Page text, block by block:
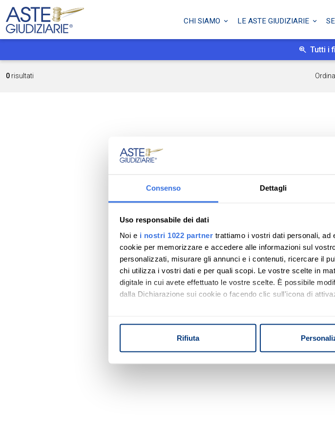
Consenso Dettagli
Uso responsabile dei dati
Noi e i nostri 1022 partner trattiamo i vostri dati personali, ad
cookie per memorizzare e accedere alle informazioni sul
personalizzati, misurare gli annunci e i contenuti, ricercare il
chi utilizza i vostri dati e per quali scopi. Le vostre scelte in
digitale in cui avete effettuato le vostre scelte. È possibile
dalla Dichiarazione sui cookie o facendo clic sull'icona di
Identificare il tuo dispositivo, scansionandolo
digitali).
Rifiuta
CHI SIAMO LE ASTE GIUDIZIARIE
Tutti i
0 risultati
Nessun
Prova a modificare o
a cambiare